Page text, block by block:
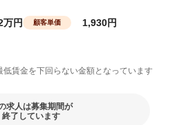
万円 顧客単価 1,930円
賃金を下回らない金額となっています
求人は募集期間が
終了しています